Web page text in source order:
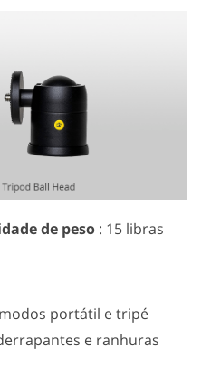
de peso : 15 libras
portátil e tripé
e ranhuras